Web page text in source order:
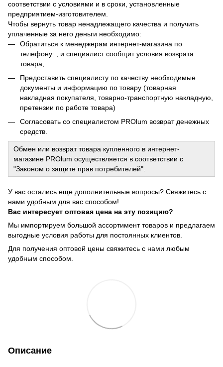
соответствии с условиями и в сроки, установленные
предприятием-изготовителем.
Чтобы вернуть товар ненадлежащего качества и получить
уплаченные за него деньги необходимо:
Обратиться к менеджерам интернет-магазина по
телефону: , и специалист сообщит условия возврата
товара,
Предоставить специалисту по качеству необходимые
документы и информацию по товару (товарная
накладная покупателя, товарно-транспортную накладную,
претензии по работе товара)
Согласовать со специалистом PROlum возврат денежных
средств.
Обмен или возврат товара купленного в интернет-
магазине PROlum осуществляется в соответствии с
"Законом о защите прав потребителей".
У вас остались еще дополнительные вопросы? Свяжитесь с
нами удобным для вас способом!
Вас интересует оптовая цена на эту позицию?
Мы импортируем большой ассортимент товаров и предлагаем
выгодные условия работы для постоянных клиентов.
Для получения оптовой цены свяжитесь с нами любым
удобным способом.
Описание